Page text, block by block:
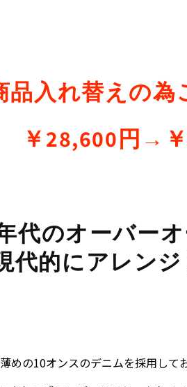
品入れ替えの為
￥28,600円→
代のオーバー
代的にアレン
めの10オンスのデニムを採用して